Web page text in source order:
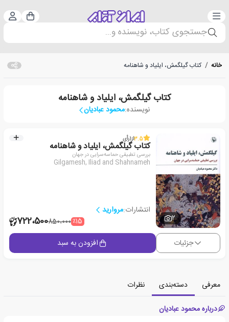
دسته‌بندی سبد
جستجوی کتاب، نویسنده و...
خانه / کتاب گیلگمش، ایلیاد و شاهنامه
کتاب گیلگمش، ایلیاد و شاهنامه
نویسنده:محمود عبادیان
2
3.5از1رأی
کتاب گیلگمش، ایلیاد و شاهنامه
بررسی تطبیقی حماسه‌سرایی در جهان
Gilgamesh, Iliad and Shahnameh
انتشارات:مروارید
٪15850،000722،500
جزئیات افزودن به سبد
معرفی دسته‌بندی
نظرات
درباره محمود عبادیان